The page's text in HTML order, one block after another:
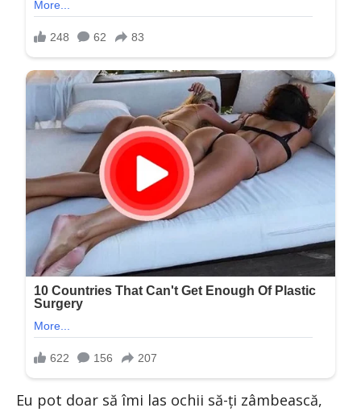
Eu pot doar să îmi las ochii să-ți zâmbească,